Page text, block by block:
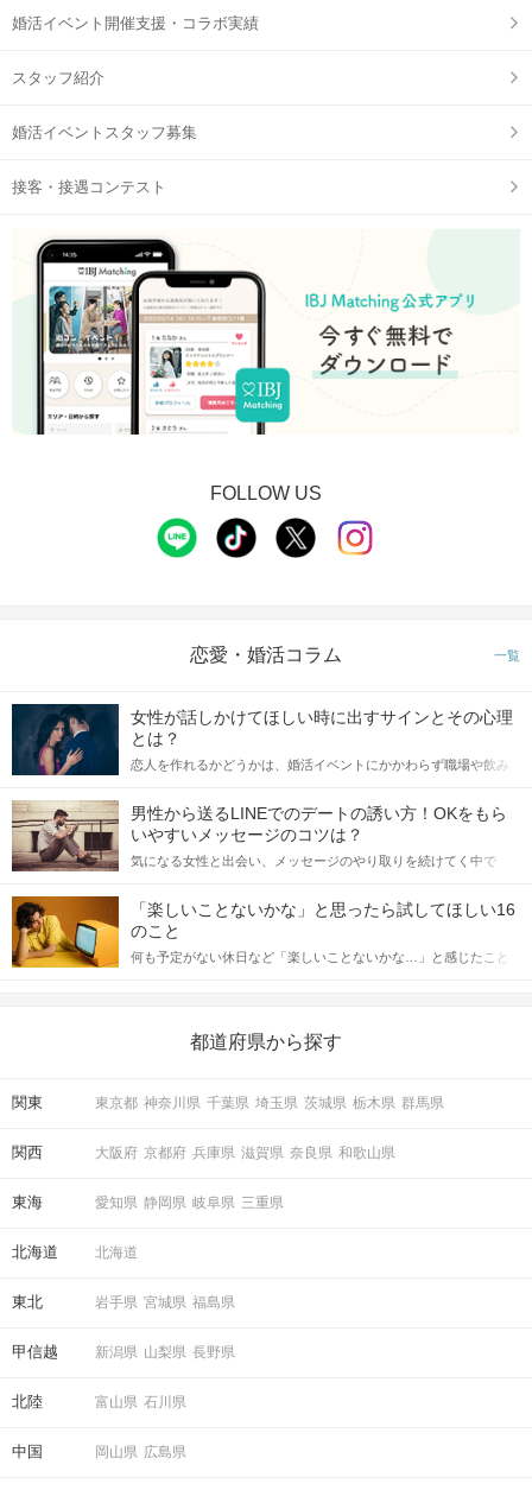
婚活イベント開催支援・コラボ実績
スタッフ紹介
婚活イベントスタッフ募集
接客・接遇コンテスト
FOLLOW US
恋愛・婚活コラム 一覧
女性が話しかけてほしい時に出すサインとその心理
とは？
恋人を作れるかどうかは、婚活イベントにかかわらず職場や飲み
てアプローチできるかにも左右されます。 これから恋人作りを本
格的に始めようとしている方は、女性が異性を求めて出すサイン
をしっかりと理解し、正しい行動に移せるかどうかが重要。 この
記事では、女性が話しかけて欲しい時に出すサインとその心理を
合にどのような行動に繋げるべきかをご紹介していきます。
男性から送るLINEでのデートの誘い方！OKをもら
いやすいメッセージのコツは？
気になる女性と出会い、メッセージのやり取りを続けてく中で
しかし、中には「どう誘ったらいいの？」とお困りの男性もいら
っしゃるのではないでしょうか。 そこで今回は、男性から女性へ
送るLINEでのデートの誘い方のコツをご紹介します。例文も混じ
えながら解説するので、ぜひ参考にしてください。
「楽しいことないかな」と思ったら試してほしい16
のこと
何も予定がない休日など「楽しいことないかな…」と感じたこと
の楽しいことアイデアを集めました♪ いままさに楽しいことを探し
都道府県から探す
関東 東京都 神奈川県 千葉県 埼玉県 茨城県 栃木県 群馬県
関西 大阪府 京都府 兵庫県 滋賀県 奈良県 和歌山県
東海 愛知県 静岡県 岐阜県 三重県
北海道 北海道
東北 岩手県 宮城県 福島県
甲信越 新潟県 山梨県 長野県
北陸 富山県 石川県
中国 岡山県 広島県